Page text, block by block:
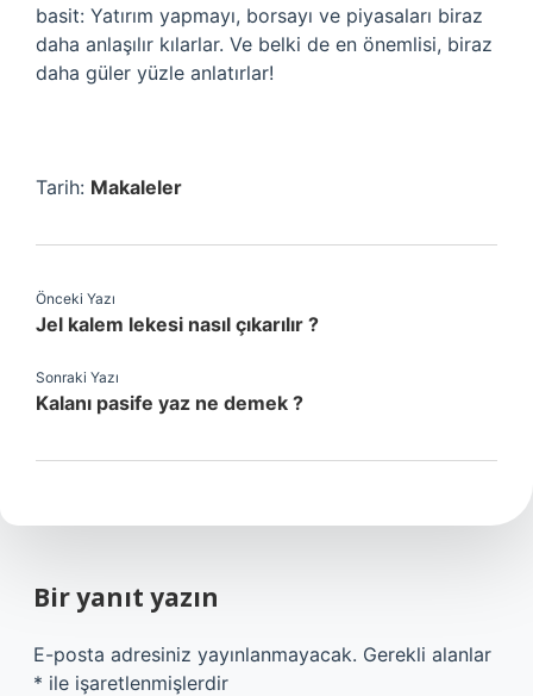
basit: Yatırım yapmayı, borsayı ve piyasaları biraz
daha anlaşılır kılarlar. Ve belki de en önemlisi, biraz
daha güler yüzle anlatırlar!
Tarih: Makaleler
Önceki Yazı
Jel kalem lekesi nasıl çıkarılır ?
Sonraki Yazı
Kalanı pasife yaz ne demek ?
Bir yanıt yazın
E-posta adresiniz yayınlanmayacak. Gerekli alanlar
* ile işaretlenmişlerdir